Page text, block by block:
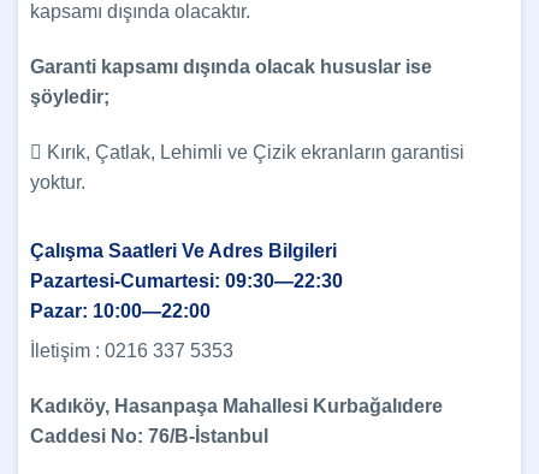
kapsamı dışında olacaktır.
Garanti kapsamı dışında olacak hususlar ise
şöyledir;
 Kırık, Çatlak, Lehimli ve Çizik ekranların garantisi
yoktur.
Çalışma Saatleri Ve Adres Bilgileri
Pazartesi-Cumartesi: 09:30—22:30
Pazar: 10:00—22:00
İletişim : 0216 337 5353
Kadıköy, Hasanpaşa Mahallesi Kurbağalıdere
Caddesi No: 76/B-İstanbul